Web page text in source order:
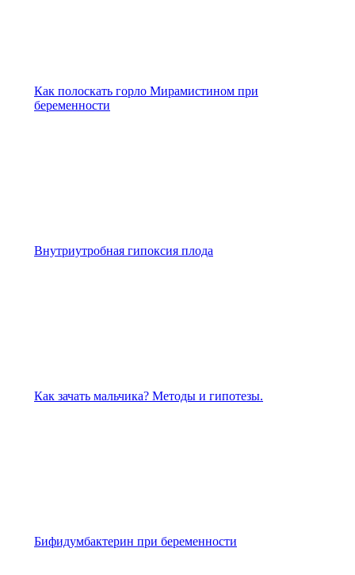
Как полоскать горло Мирамистином при
беременности
Внутриутробная гипоксия плода
Как зачать мальчика? Методы и гипотезы.
Бифидумбактерин при беременности